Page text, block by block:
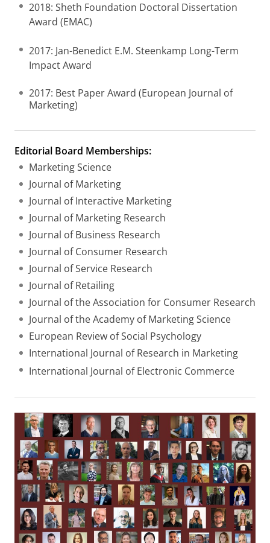
2018: Sheth Foundation Doctoral Dissertation
Award (EMAC)
2017: Jan-Benedict E.M. Steenkamp Long-Term
Impact Award
2017: Best Paper Award (European Journal of
Marketing)
Editorial Board Memberships:
Marketing Science
Journal of Marketing
Journal of Interactive Marketing
Journal of Marketing Research
Journal of Business Research
Journal of Consumer Research
Journal of Service Research
Journal of Retailing
Journal of the Association for Consumer Research
Journal of the Academy of Marketing Science
European Review of Social Psychology
International Journal of Research in Marketing
International Journal of Electronic Commerce